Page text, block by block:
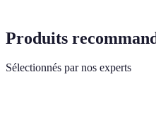
Produits
Sélectionnés par nos experts